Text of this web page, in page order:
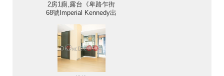
2房1廁,露台《卑路乍街
68號Imperial Kennedy出